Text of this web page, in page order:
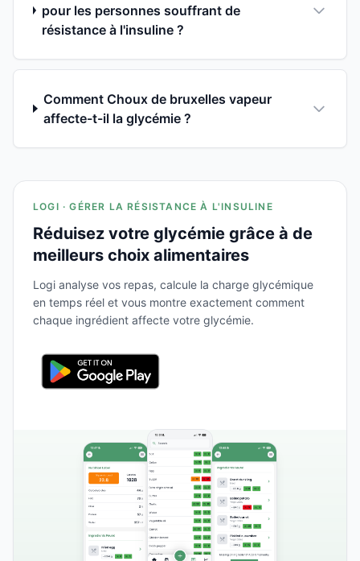
pour les personnes souffrant de
résistance à l'insuline ?
Comment Choux de bruxelles vapeur
affecte-t-il la glycémie ?
LOGI · GÉRER LA RÉSISTANCE À L'INSULINE
Réduisez votre glycémie grâce à de
meilleurs choix alimentaires
Logi analyse vos repas, calcule la charge glycémique
en temps réel et vous montre exactement comment
chaque ingrédient affecte votre glycémie.